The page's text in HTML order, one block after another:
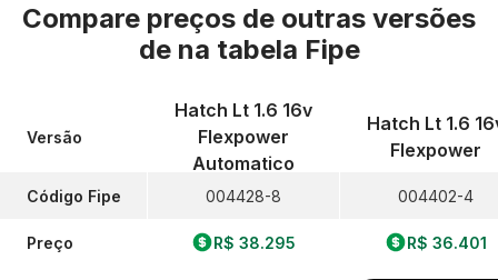
Compare preços de outras versões
de na tabela Fipe
Versão
Código Fipe
Preço
Hatch Lt 1.6 16v
Flexpower
Automatico
004428-8
R$ 38.295
Hatch Lt 1.6
Flexpower
004402-4
R$ 36.401